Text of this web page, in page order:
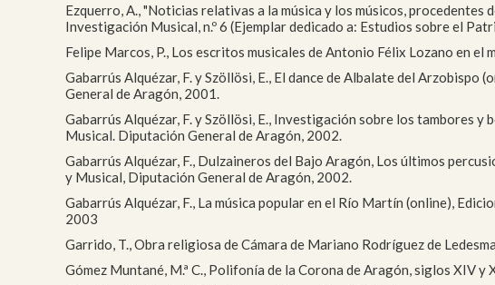
Ezquerro, A., "Noticias relativas a la música y los músicos,
Investigación Musical, n.º 6 (Ejemplar dedicado a: Estudios sobre el
Felipe Marcos, P., Los escritos musicales de Antonio Félix Lozano en
Gabarrús Alquézar, F. y Szöllösi, E., El dance de Albalate del
General de Aragón, 2001.
Gabarrús Alquézar, F. y Szöllösi, E., Investigación sobre los tambores
Musical. Diputación General de Aragón, 2002.
Gabarrús Alquézar, F., Dulzaineros del Bajo Aragón, Los últimos
y Musical, Diputación General de Aragón, 2002.
Gabarrús Alquézar, F., La música popular en el Río Martín (online),
2003
Garrido, T., Obra religiosa de Cámara de Mariano Rodríguez de
Gómez Muntané, M.ª C., Polifonía de la Corona de Aragón, siglos XIV